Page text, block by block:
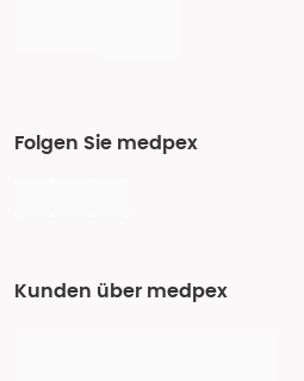
Folgen Sie medpex
Kunden über medpex